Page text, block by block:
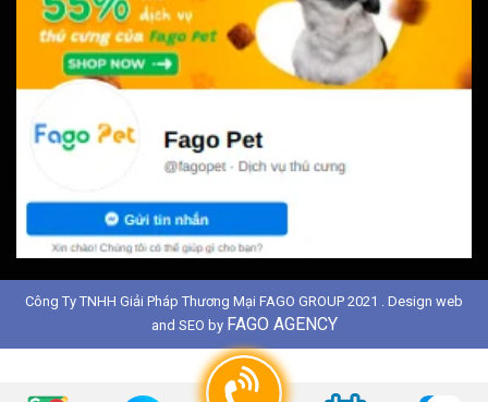
Công Ty TNHH Giải Pháp Thương Mại FAGO GROUP 2021 . Design web
and SEO by FAGO AGENCY